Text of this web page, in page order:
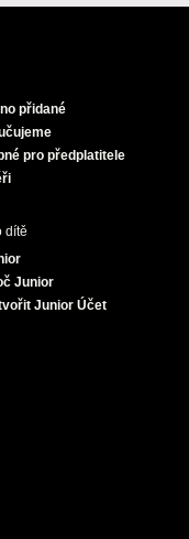
přidané
pro předplatitele
dítě
Junior
Junior Účet